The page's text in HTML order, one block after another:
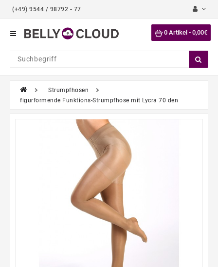
(+49) 9544 / 98792 - 77
0 Artikel - 0,00€
Category
Bodys
Strumpfhosen
Strumpfhosen
figurformende Funktions-Strumpfhose mit Lycra 70 den